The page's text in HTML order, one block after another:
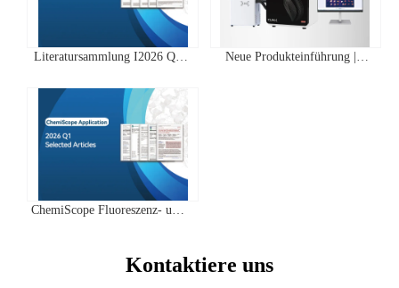
Literatursammlung I2026 Q2
Anwendungen
Neue Produkteinführung |
ChemiScope Fluoreszenz- und
LiteraturzusammenfassungKontaktiere uns